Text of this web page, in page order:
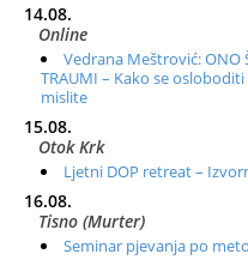
14.08.
Online
Vedrana Meštrović: ONO
TRAUMI – Kako se
mislite
15.08.
Otok Krk
Ljetni DOP retreat –
16.08.
Tisno (Murter)
Seminar pjevanja po